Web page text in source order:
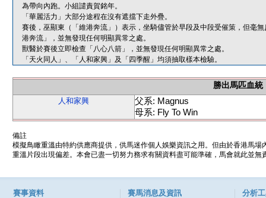
為帶向內跑。小組譴責賀銘年。
「華麗活力」大部分途程在沒有遮擋下走外疊。
賽後，巫顯東（「維港奔流」）表示，坐騎儘管於早段及中段受催策，但毫
港奔流」，並無發現任何明顯異常之處。
獸醫於賽後立即檢查「八心八箭」，並無發現任何明顯異常之處。
「天火同人」、「人和家興」及「四季醒」均須抽取樣本檢驗。
勝出馬匹血統
人和家興
父系: Magnus
母系: Fly To Win
備註
模擬鳥瞰重溫由特約供應商提供，供馬迷作個人娛樂資訊之用。但由於香港馬
重溫片段出現偏差。本會已盡一切努力務求有關資料盡可能準確，馬會就此並
賽事資料 賽馬消息及資訊 分析